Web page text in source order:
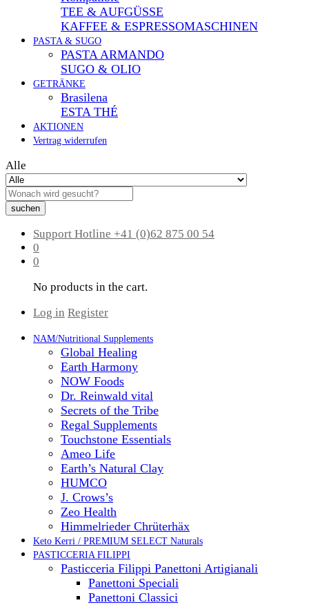
TEE & AUFGÜSSE
KAFFEE & ESPRESSOMASCHINEN
PASTA & SUGO
PASTA ARMANDO
SUGO & OLIO
GETRÄNKE
Brasilena
ESTA THÉ
AKTIONEN
Vertrag widerrufen
Alle
suchen
Support Hotline +41 (0)62 875 00 54
0
0
No products in the cart.
Log in Register
NAM/Nutritional Supplements
Global Healing
Earth Harmony
NOW Foods
Dr. Reinwald vital
Secrets of the Tribe
Regal Supplements
Touchstone Essentials
Ameo Life
Earth’s Natural Clay
HUMCO
J. Crows’s
Zeo Health
Himmelrieder Chrüterhäx
Keto Kerri / PREMIUM SELECT Naturals
PASTICCERIA FILIPPI
Pasticceria Filippi Panettoni Artigianali
Panettoni Speciali
Panettoni Classici